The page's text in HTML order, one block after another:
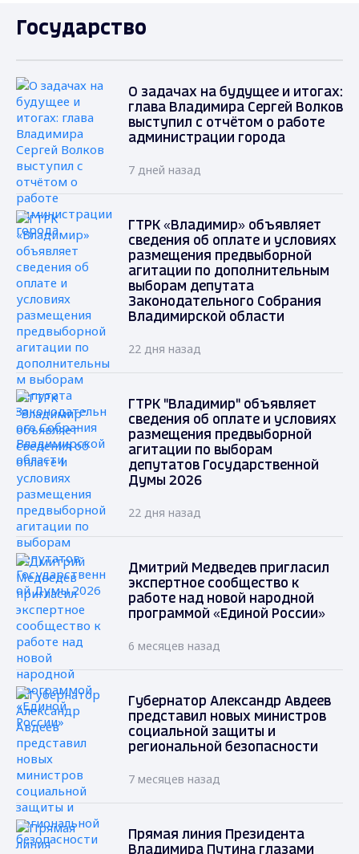
Государство
О задачах на будущее и итогах:
глава Владимира Сергей Волков
выступил с отчётом о работе
администрации города
7 дней назад
ГТРК «Владимир» объявляет
сведения об оплате и условиях
размещения предвыборной
агитации по дополнительным
выборам депутата
Законодательного Собрания
Владимирской области
22 дня назад
ГТРК "Владимир" объявляет
сведения об оплате и условиях
размещения предвыборной
агитации по выборам
депутатов Государственной
Думы 2026
22 дня назад
Дмитрий Медведев пригласил
экспертное сообщество к
работе над новой народной
программой «Единой России»
6 месяцев назад
Губернатор Александр Авдеев
представил новых министров
социальной защиты и
региональной безопасности
7 месяцев назад
Прямая линия Президента
Владимира Путина глазами